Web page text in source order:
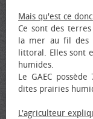
Mais qu'est ce
Ce sont des terres
la mer au fil des
littoral. Elles sont
humides.
Le GAEC
dites prairies
L'agriculteur